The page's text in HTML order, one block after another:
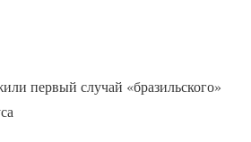
первый случай «бразильского»